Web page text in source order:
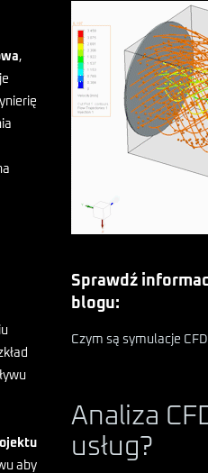
,
aby
Sprawdź
blogu:
Czym są symulacje
Analiza
usług?